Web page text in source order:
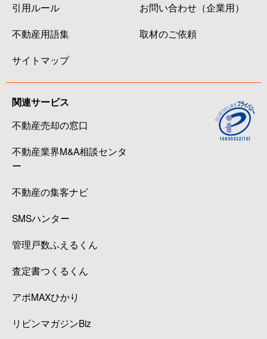
引用ルール
不動産用語集
サイトマップ
お問い合わせ（企業用）
取材のご依頼
関連サービス
不動産売却の窓口
不動産業界M&A相談センタ
ー
不動産の集客ナビ
SMSハンター
管理戸数ふえるくん
査定書つくるくん
アポMAXひかり
リビンマガジンBiz